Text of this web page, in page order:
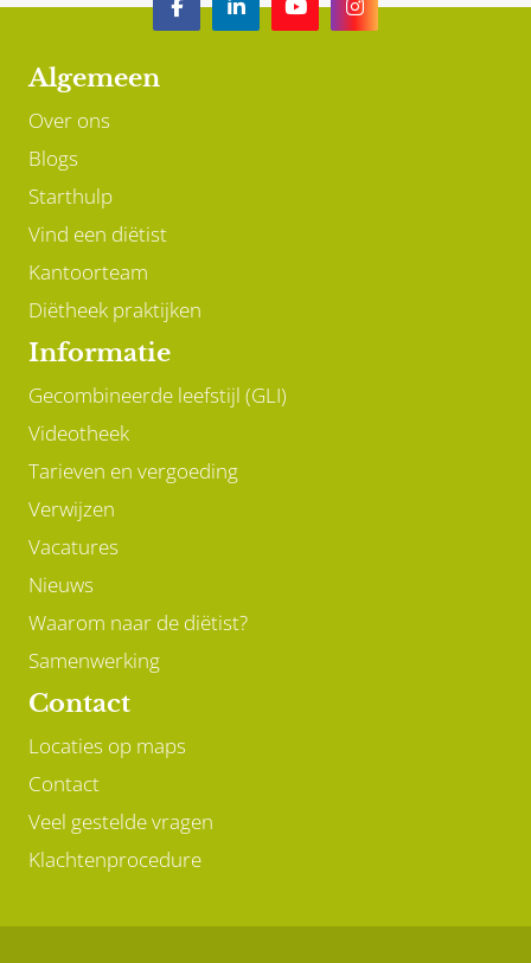
Algemeen
Over ons
Blogs
Starthulp
Vind een diëtist
Kantoorteam
Diëtheek praktijken
Informatie
Gecombineerde leefstijl (GLI)
Videotheek
Tarieven en vergoeding
Verwijzen
Vacatures
Nieuws
Waarom naar de diëtist?
Samenwerking
Contact
Locaties op maps
Contact
Veel gestelde vragen
Klachtenprocedure